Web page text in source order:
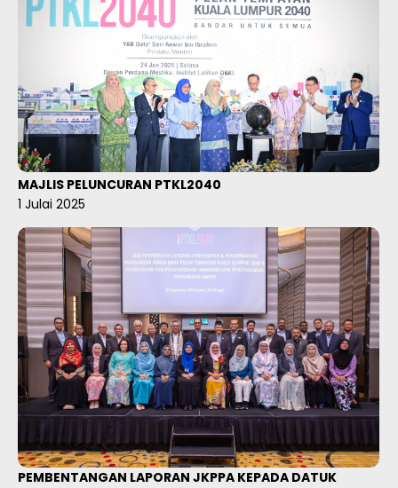
MAJLIS PELUNCURAN PTKL2040
1 Julai 2025
PEMBENTANGAN LAPORAN JKPPA KEPADA DATUK